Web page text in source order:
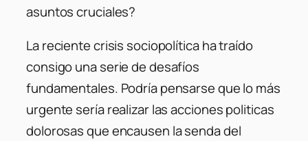
asuntos cruciales?
La reciente crisis sociopolítica ha traído
consigo una serie de desafíos
fundamentales. Podría pensarse que lo más
urgente sería realizar las acciones politicas
dolorosas que encausen la senda del